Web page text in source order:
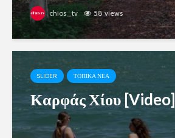
chios_tv 58 views
SLIDER ΤΟΠΙΚΑ ΝΕΑ
Καρφάς Χίου [Video]